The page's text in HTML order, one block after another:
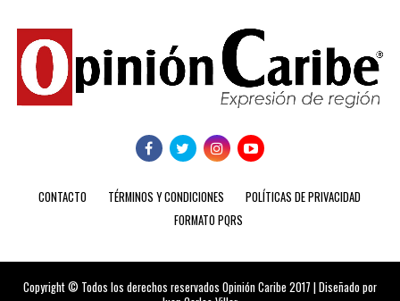
CONTACTO TÉRMINOS Y CONDICIONES
POLÍTICAS DE PRIVACIDAD
FORMATO PQRS
Copyright © Todos los derechos reservados Opinión Caribe 2017 | Diseñado por